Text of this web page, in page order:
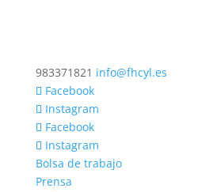
983371821 info@fhcyl.es
Facebook
Instagram
Facebook
Instagram
Bolsa de trabajo
Prensa